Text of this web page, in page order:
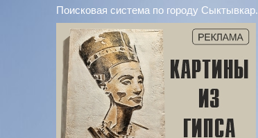
Поисковая система по городу Сыктывкар.